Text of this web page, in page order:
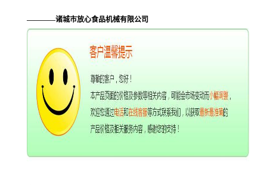
————诸城市放心食品机械有限公司